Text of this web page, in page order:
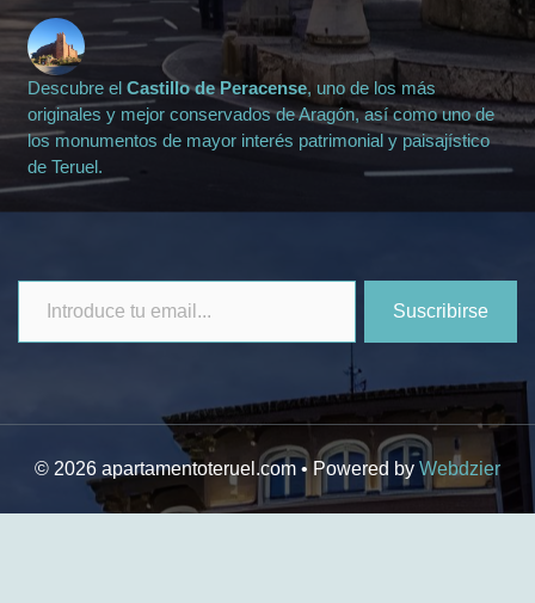
Descubre el Castillo de Peracense, uno de los más
originales y mejor conservados de Aragón, así como uno de
los monumentos de mayor interés patrimonial y paisajístico
de Teruel.
Suscribirse
© 2026 apartamentoteruel.com • Powered by Webdzier